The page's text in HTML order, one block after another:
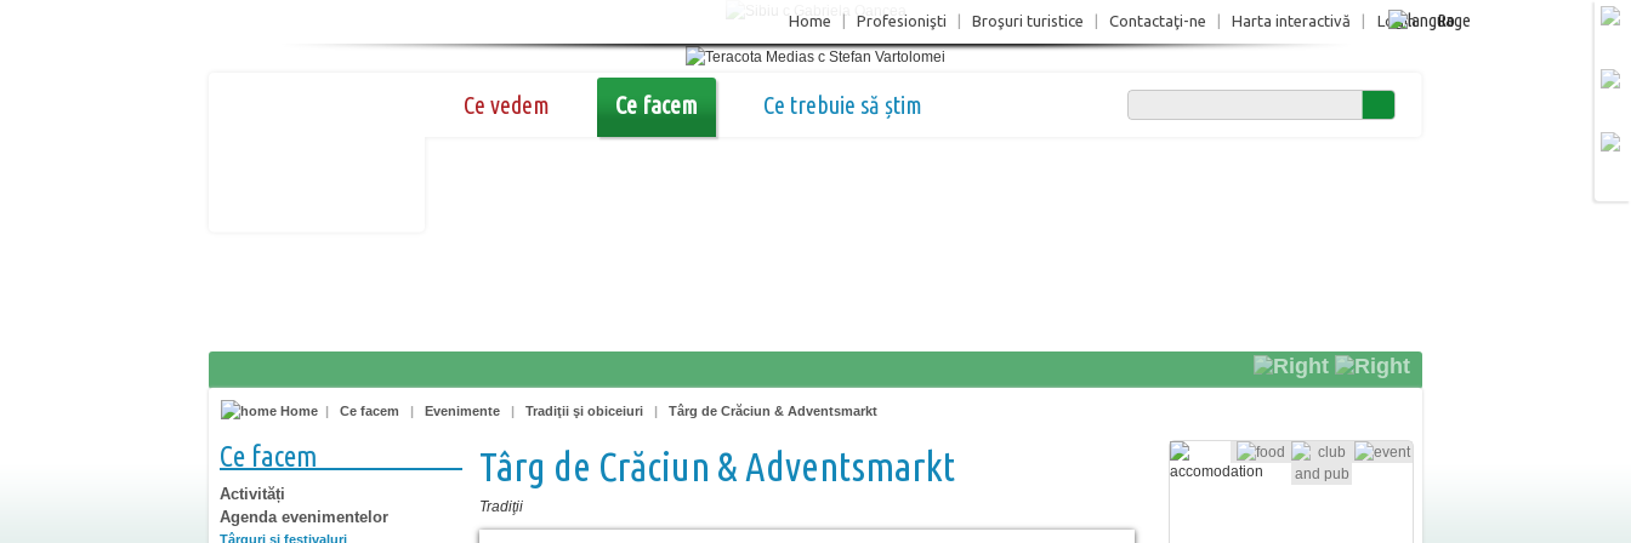
Login Ro
Home Profesionişti Broşuri turistice Contactaţi-ne Harta interactivă
Ce vedem Ce facem Ce trebuie să știm
Home | Ce facem | Evenimente | Tradiţii şi obiceiuri | Târg de Crăciun & Adventsmarkt
Ce facem
Activități
Agenda evenimentelor
Târguri şi festivaluri
Târg de Crăciun & Adventsmarkt
Tradiţii